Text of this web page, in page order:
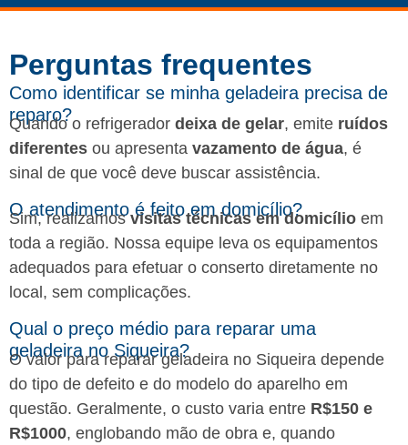
Perguntas frequentes​
Como identificar se minha geladeira precisa de
reparo?
Quando o refrigerador deixa de gelar, emite ruídos
diferentes ou apresenta vazamento de água, é
sinal de que você deve buscar assistência.
O atendimento é feito em domicílio?
Sim, realizamosvisitas técnicas em domicílio em
toda a região. Nossa equipe leva os equipamentos
adequados para efetuar o conserto diretamente no
local, sem complicações.
Qual o preço médio para reparar uma
geladeira no Siqueira?
O valor para reparar geladeira no Siqueira depende
do tipo de defeito e do modelo do aparelho em
questão. Geralmente, o custo varia entre R$150 e
R$1000, englobando mão de obra e, quando